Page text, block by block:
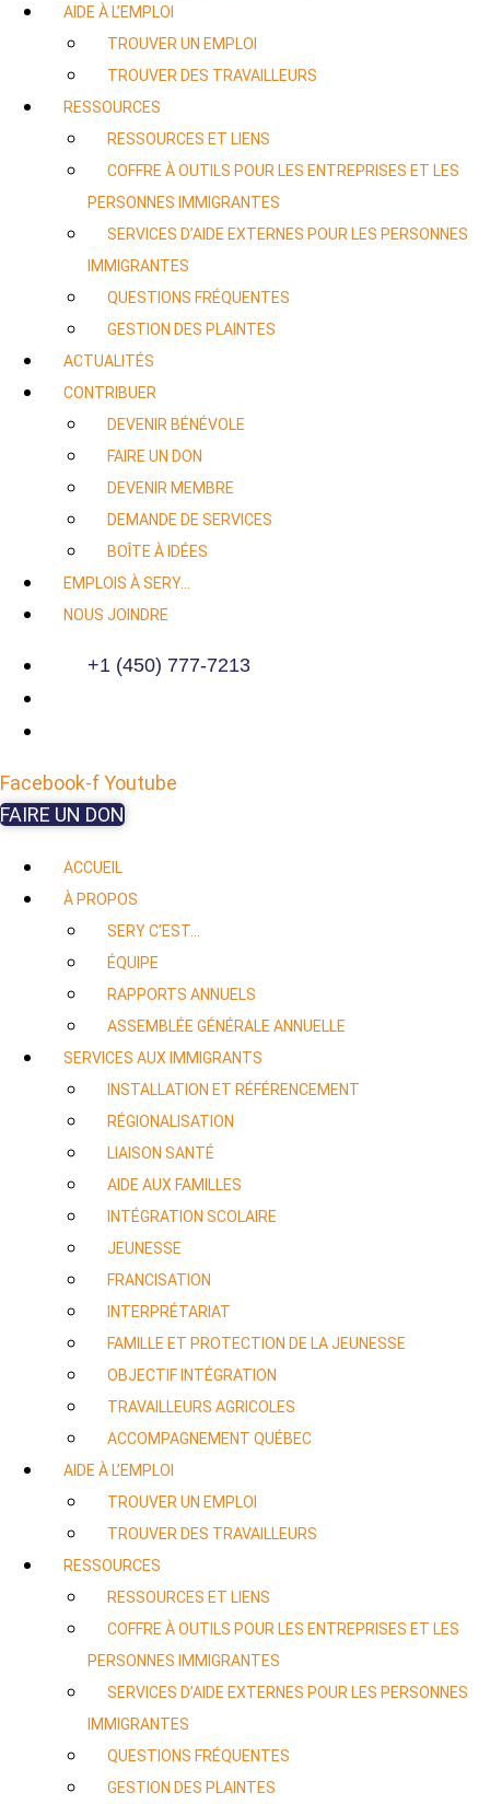
AIDE À L’EMPLOI
TROUVER UN EMPLOI
TROUVER DES TRAVAILLEURS
RESSOURCES
RESSOURCES ET LIENS
COFFRE À OUTILS POUR LES ENTREPRISES ET LES
PERSONNES IMMIGRANTES
SERVICES D’AIDE EXTERNES POUR LES PERSONNES
IMMIGRANTES
QUESTIONS FRÉQUENTES
GESTION DES PLAINTES
ACTUALITÉS
CONTRIBUER
DEVENIR BÉNÉVOLE
FAIRE UN DON
DEVENIR MEMBRE
DEMANDE DE SERVICES
BOÎTE À IDÉES
EMPLOIS À SERY…
NOUS JOINDRE
+1 (450) 777-7213
Facebook-fYoutube
FAIRE UN DON
ACCUEIL
À PROPOS
SERY C’EST…
ÉQUIPE
RAPPORTS ANNUELS
ASSEMBLÉE GÉNÉRALE ANNUELLE
SERVICES AUX IMMIGRANTS
INSTALLATION ET RÉFÉRENCEMENT
RÉGIONALISATION
LIAISON SANTÉ
AIDE AUX FAMILLES
INTÉGRATION SCOLAIRE
JEUNESSE
FRANCISATION
INTERPRÉTARIAT
FAMILLE ET PROTECTION DE LA JEUNESSE
OBJECTIF INTÉGRATION
TRAVAILLEURS AGRICOLES
ACCOMPAGNEMENT QUÉBEC
AIDE À L’EMPLOI
TROUVER UN EMPLOI
TROUVER DES TRAVAILLEURS
RESSOURCES
RESSOURCES ET LIENS
COFFRE À OUTILS POUR LES ENTREPRISES ET LES
PERSONNES IMMIGRANTES
SERVICES D’AIDE EXTERNES POUR LES PERSONNES
IMMIGRANTES
QUESTIONS FRÉQUENTES
GESTION DES PLAINTES